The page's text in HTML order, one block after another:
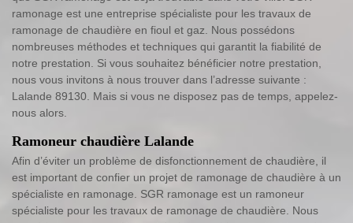
ramonage est une entreprise spécialiste pour les travaux de
ramonage de chaudière en fioul et gaz. Nous possédons
nombreuses méthodes et techniques qui garantit la fiabilité de
notre prestation. Si vous souhaitez bénéficier notre prestation,
nous vous invitons à nous trouver dans l’adresse suivante :
Lalande 89130. Mais si vous ne disposez pas de temps, appelez-
nous alors.
Ramoneur chaudière Lalande
Afin d’éviter un problème de disfonctionnement de chaudière, il
est important de confier un projet de ramonage de chaudière à un
spécialiste en ramonage. SGR ramonage est un ramoneur
spécialiste pour les travaux de ramonage de chaudière. Nous